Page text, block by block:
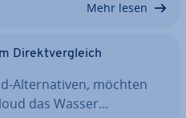
Mehr lesen
Di­rekt­ver­gleich
Al­ter­na­ti­ven, möchten
das Wasser…